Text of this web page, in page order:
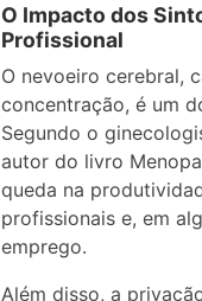
O Impacto dos
Profissional
O nevoeiro cerebral,
concentração, é um
Segundo o
autor do livro
queda na
profissionais e, em
emprego.
Além disso, a